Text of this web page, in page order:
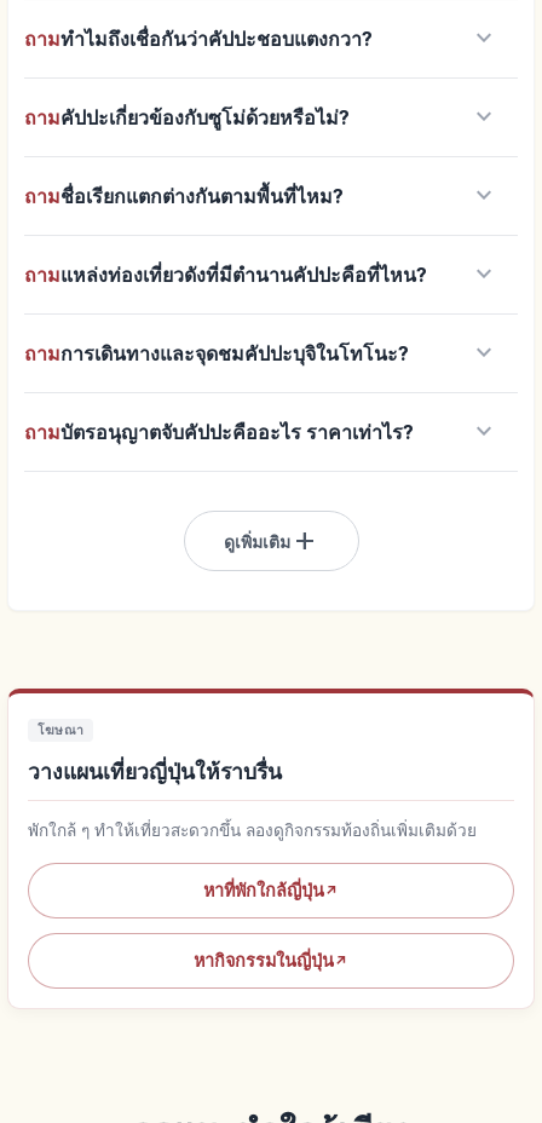
ถามทำไมถึงเชื่อกันว่าคัปปะชอบแตงกวา? keyboard_arrow_down
ถามคัปปะเกี่ยวข้องกับซูโม่ด้วยหรือไม่? keyboard_arrow_down
ถามชื่อเรียกแตกต่างกันตามพื้นที่ไหม? keyboard_arrow_down
ถามแหล่งท่องเที่ยวดังที่มีตำนานคัปปะคือที่ไหน? keyboard_arrow_down
ถามการเดินทางและจุดชมคัปปะบุจิในโทโนะ? keyboard_arrow_down
ถามบัตรอนุญาตจับคัปปะคืออะไร ราคาเท่าไร? keyboard_arrow_down
ดูเพิ่มเติมadd
โฆษณา
วางแผนเที่ยวญี่ปุ่นให้ราบรื่น
พักใกล้ ๆ ทำให้เที่ยวสะดวกขึ้น ลองดูกิจกรรมท้องถิ่นเพิ่มเติมด้วย
หาที่พักใกล้ญี่ปุ่น↗
หากิจกรรมในญี่ปุ่น↗